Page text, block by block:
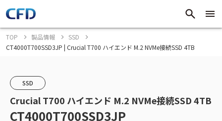
TOP 製品情報
SSD
CT4000T700SSD3JP | Crucial T700 ハイエンド M.2 NVMe接続SSD 4TB
SSD
Crucial T700 ハイエンド M.2 NVMe接続SSD 4TB
CT4000T700SSD3JP